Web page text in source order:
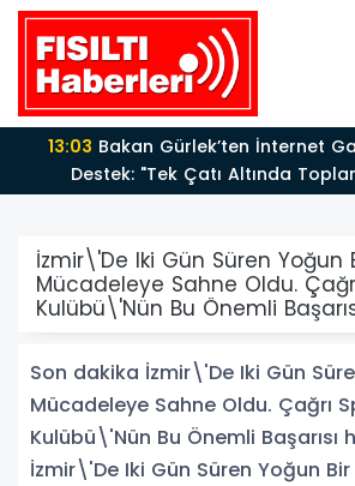
13:03Bakan Gürlek’ten İnternet Gazeteciliğine Kritik
Destek: "Tek Çatı Altında
Düzenlemeye
İzmir\'De Iki Gün Süren Yoğun
Mücadeleye Sahne Oldu.
Kulübü\'Nün Bu Önemli
Son dakika İzmir\'De Iki Gün
Mücadeleye Sahne Oldu. Çağrı
Kulübü\'Nün Bu Önemli Başarısı
İzmir\'De Iki Gün Süren Yoğun